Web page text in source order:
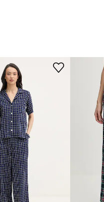
Rozmiary prezentowane w sklepie
zostały przeliczone na
europejską tabelę rozmiarową. Na
metce dostarczonego produktu
znajduje się oryginalne
producenta.
Tabela rozmiarów